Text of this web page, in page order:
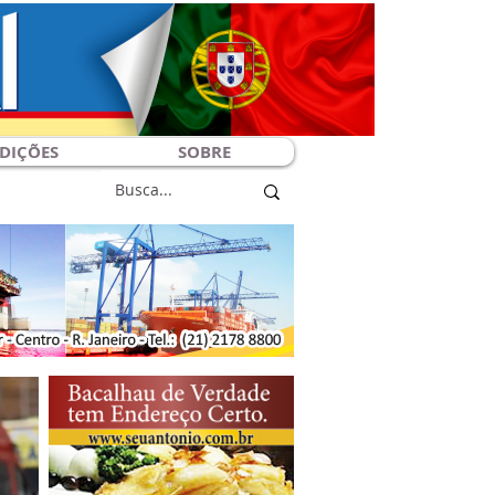
SOBRE